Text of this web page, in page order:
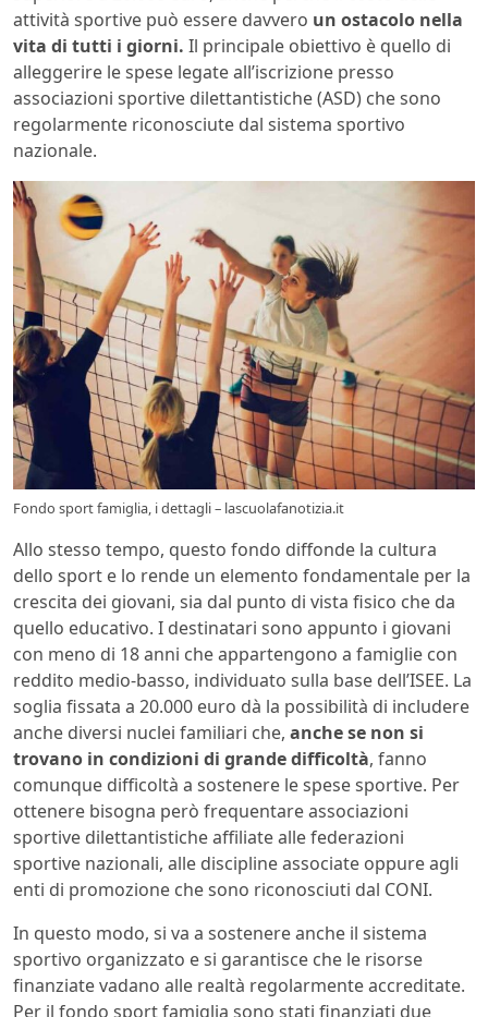
attività sportive può essere davvero un ostacolo nella
vita di tutti i giorni. Il principale obiettivo è quello di
alleggerire le spese legate all’iscrizione presso
associazioni sportive dilettantistiche (ASD) che sono
regolarmente riconosciute dal sistema sportivo
nazionale.
Fondo sport famiglia, i dettagli – lascuolafanotizia.it
Allo stesso tempo, questo fondo diffonde la cultura
dello sport e lo rende un elemento fondamentale per la
crescita dei giovani, sia dal punto di vista fisico che da
quello educativo. I destinatari sono appunto i giovani
con meno di 18 anni che appartengono a famiglie con
reddito medio-basso, individuato sulla base dell’ISEE. La
soglia fissata a 20.000 euro dà la possibilità di includere
anche diversi nuclei familiari che, anche se non si
trovano in condizioni di grande difficoltà, fanno
comunque difficoltà a sostenere le spese sportive. Per
ottenere bisogna però frequentare associazioni
sportive dilettantistiche affiliate alle federazioni
sportive nazionali, alle discipline associate oppure agli
enti di promozione che sono riconosciuti dal CONI.
In questo modo, si va a sostenere anche il sistema
sportivo organizzato e si garantisce che le risorse
finanziate vadano alle realtà regolarmente accreditate.
Per il fondo sport famiglia sono stati finanziati due